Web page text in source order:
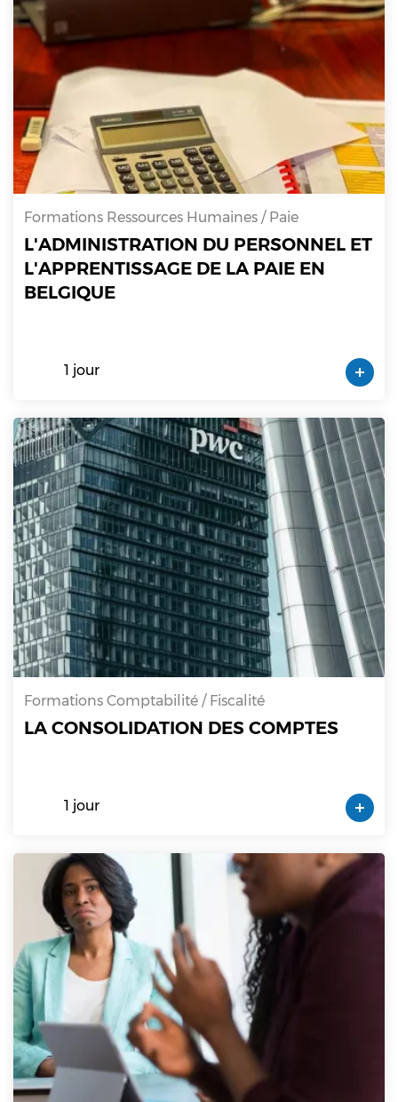
Formations Ressources Humaines / Paie
L'ADMINISTRATION DU PERSONNEL ET
L'APPRENTISSAGE DE LA PAIE EN
BELGIQUE
1 jour
Formations Comptabilité / Fiscalité
LA CONSOLIDATION DES COMPTES
1 jour